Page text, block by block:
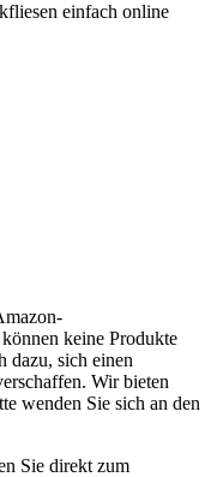
einfach online
keine Produkte
dazu, sich einen
Wir bieten
wenden Sie sich an den
Sie direkt zum